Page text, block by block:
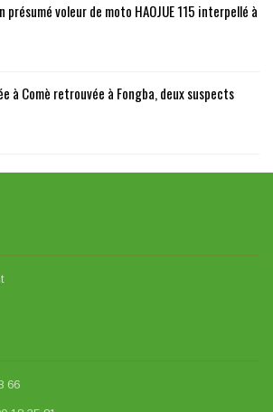
présumé voleur de moto HAOJUE 115 interpellé à
à Comè retrouvée à Fongba, deux suspects
66